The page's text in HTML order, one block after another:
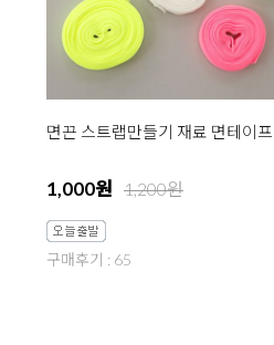
1,000원 1,200원
구매후기 : 65